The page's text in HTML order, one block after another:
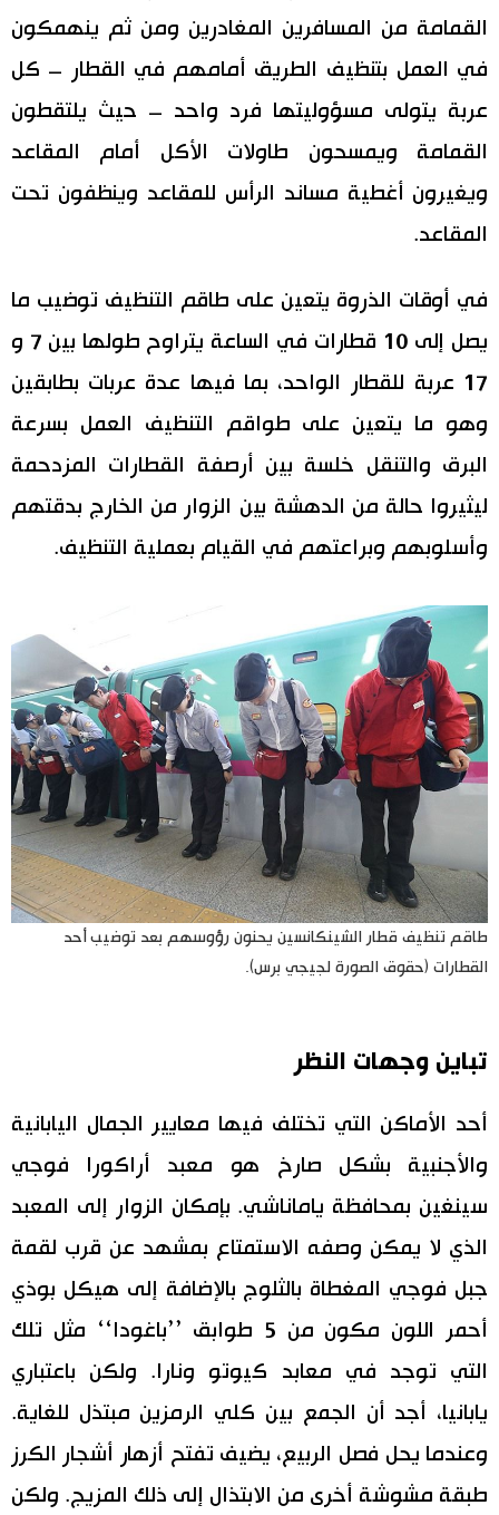
القمامة من المسافرين المغادرين ومن ثم ينهمكون
في العمل بتنظيف الطريق أمامهم في القطار – كل
عربة يتولى مسؤوليتها فرد واحد – حيث يلتقطون
القمامة ويمسحون طاولات الأكل أمام المقاعد
ويغيرون أغطية مساند الرأس للمقاعد وينظفون تحت
المقاعد.
في أوقات الذروة يتعين على طاقم التنظيف توضيب ما
يصل إلى 10 قطارات في الساعة يتراوح طولها بين 7 و
17 عربة للقطار الواحد، بما فيها عدة عربات بطابقين
وهو ما يتعين على طواقم التنظيف العمل بسرعة
البرق والتنقل خلسة بين أرصفة القطارات المزدحمة
ليثيروا حالة من الدهشة بين الزوار من الخارج بدقتهم
وأسلوبهم وبراعتهم في القيام بعملية التنظيف.
طاقم تنظيف قطار الشينكانسين يحنون رؤوسهم بعد توضيب أحد
القطارات (حقوق الصورة لجيجي برس).
تباين وجهات النظر
أحد الأماكن التي تختلف فيها معايير الجمال اليابانية
والأجنبية بشكل صارخ هو معبد أراكورا فوجي
سينغين بمحافظة ياماناشي. بإمكان الزوار إلى المعبد
الذي لا يمكن وصفه الاستمتاع بمشهد عن قرب لقمة
جبل فوجي المغطاة بالثلوج بالإضافة إلى هيكل بوذي
أحمر اللون مكون من 5 طوابق ’’باغودا‘‘ مثل تلك
التي توجد في معابد كيوتو ونارا. ولكن باعتباري
يابانيا، أجد أن الجمع بين كلي الرمزين مبتذل للغاية.
وعندما يحل فصل الربيع، يضيف تفتح أزهار أشجار الكرز
طبقة مشوشة أخرى من الابتذال إلى ذلك المزيج. ولكن